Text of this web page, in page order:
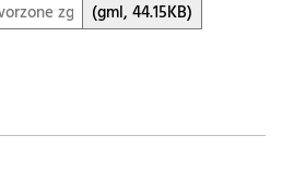
zgodnie z art.67a ustawy o…
(gml, 44.15KB)